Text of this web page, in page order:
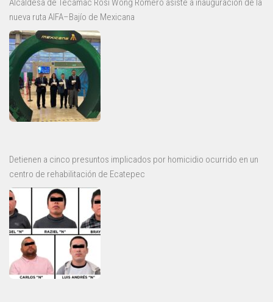
Alcaldesa de Tecámac Rosi Wong Romero asiste a inauguración de la
nueva ruta AIFA–Bajío de Mexicana
Detienen a cinco presuntos implicados por homicidio ocurrido en un
centro de rehabilitación de Ecatepec